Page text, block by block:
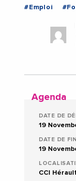
#Emploi
#Herault
Agenda
DATE DE
19
DATE DE
19
CCI